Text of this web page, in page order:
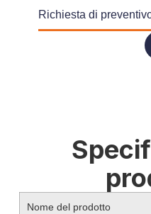
Richiesta di
Nome del prodotto